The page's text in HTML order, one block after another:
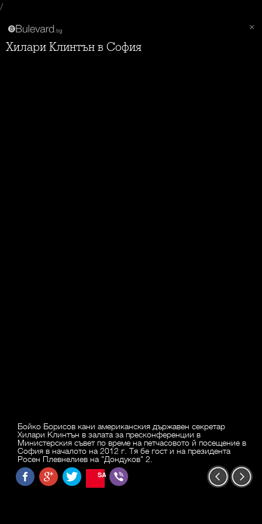
/
Хилари Клинтън в София
Бойко Борисов кани американския държавен секретар
Хилари Клинтън в залата за пресконференции в
Министерския съвет по време на петчасовото й посещение в
София в началото на 2012 г. Тя бе гост и на президента
Росен Плевнелиев на "Дондуков" 2.
SAVE